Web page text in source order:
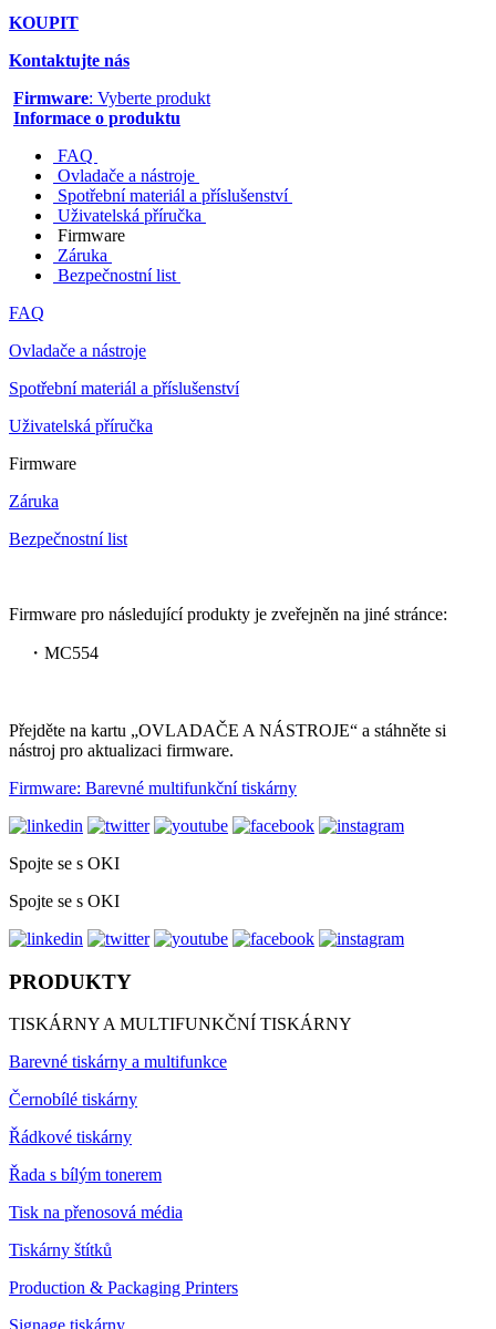
KOUPIT
Kontaktujte nás
Firmware: Vyberte produkt
Informace o produktu
FAQ
Ovladače a nástroje
Spotřební materiál a příslušenství
Uživatelská příručka
Firmware
Záruka
Bezpečnostní list
FAQ
Ovladače a nástroje
Spotřební materiál a příslušenství
Uživatelská příručka
Firmware
Záruka
Bezpečnostní list
Firmware pro následující produkty je zveřejněn na jiné stránce:
・MC554
Přejděte na kartu „OVLADAČE A NÁSTROJE“ a stáhněte si
nástroj pro aktualizaci firmware.
Firmware: Barevné multifunkční tiskárny
Spojte se s OKI
Spojte se s OKI
PRODUKTY
TISKÁRNY A MULTIFUNKČNÍ TISKÁRNY
Barevné tiskárny a multifunkce
Černobílé tiskárny
Řádkové tiskárny
Řada s bílým tonerem
Tisk na přenosová média
Tiskárny štítků
Production & Packaging Printers